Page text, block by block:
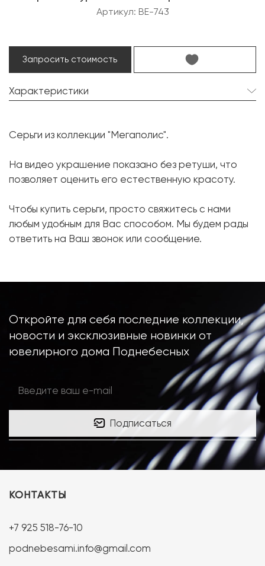
Артикул: BE-743
Запросить стоимость
Характеристики
Форма огранки:
Бриллиант:
40 шт. 2.62 карат.
Форма огранки:
Металл:
Белое золото, 750 проба
Вес грамм:
18.62
Серьги из коллекции "Мегаполис".
На видео украшение показано без ретуши, что
позволяет оценить его естественную красоту.
Чтобы купить серьги, просто свяжитесь с нами
любым удобным для Вас способом. Мы будем рады
ответить на Ваш звонок или сообщение.
Откройте для себя последние коллекции,
новости и эксклюзивные новинки от
ювелирного дома Поднебесных
Подписаться
КОНТАКТЫ
+7 925 518-76-10
podnebesami.info@gmail.com